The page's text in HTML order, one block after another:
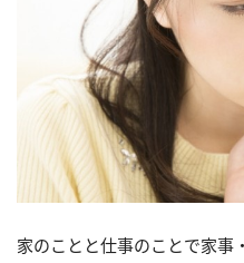
家のことと仕事のことで家事